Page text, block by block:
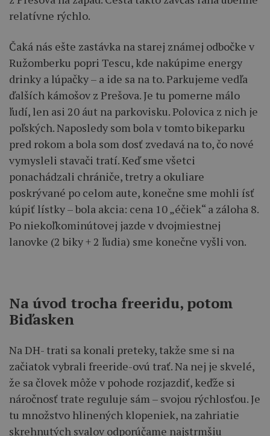
relatívne rýchlo.
Čaká nás ešte zastávka na starej známej odbočke v
Ružomberku popri Tescu, kde nakúpime energy
drinky a lúpačky – a ide sa na to. Parkujeme vedľa
ďalších kámošov z Prešova. Je tu pomerne málo
ľudí, len asi 20 áut na parkovisku. Polovica z nich je
poľských. Naposledy som bola v tomto bikeparku
pred rokom a bola som dosť zvedavá na to, čo nové
vymysleli stavači tratí. Keď sme všetci
ponachádzali chrániče, tretry a okuliare
poskrývané po celom aute, konečne sme mohli ísť
kúpiť lístky – bola akcia: cena 10 „éčiek“ a záloha 8.
Po niekoľkominútovej jazde v dvojmiestnej
lanovke (2 biky + 2 ľudia) sme konečne vyšli von.
Na úvod trocha freeridu, potom
Biďasken
Na DH- trati sa konali preteky, takže sme si na
začiatok vybrali freeride-ovú trať. Na nej je skvelé,
že sa človek môže v pohode rozjazdiť, keďže si
náročnosť trate reguluje sám – svojou rýchlosťou. Je
tu množstvo hlinených klopeniek, na zahriatie
skrehnutých svalov odporúčame najstrmšiu